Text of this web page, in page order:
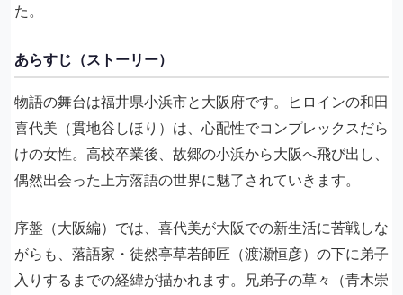
た。
あらすじ（ストーリー）
物語の舞台は福井県小浜市と大阪府です。ヒロインの和田
喜代美（貫地谷しほり）は、心配性でコンプレックスだら
けの女性。高校卒業後、故郷の小浜から大阪へ飛び出し、
偶然出会った上方落語の世界に魅了されていきます。
序盤（大阪編）では、喜代美が大阪での新生活に苦戦しな
がらも、落語家・徒然亭草若師匠（渡瀬恒彦）の下に弟子
入りするまでの経緯が描かれます。兄弟子の草々（青木崇